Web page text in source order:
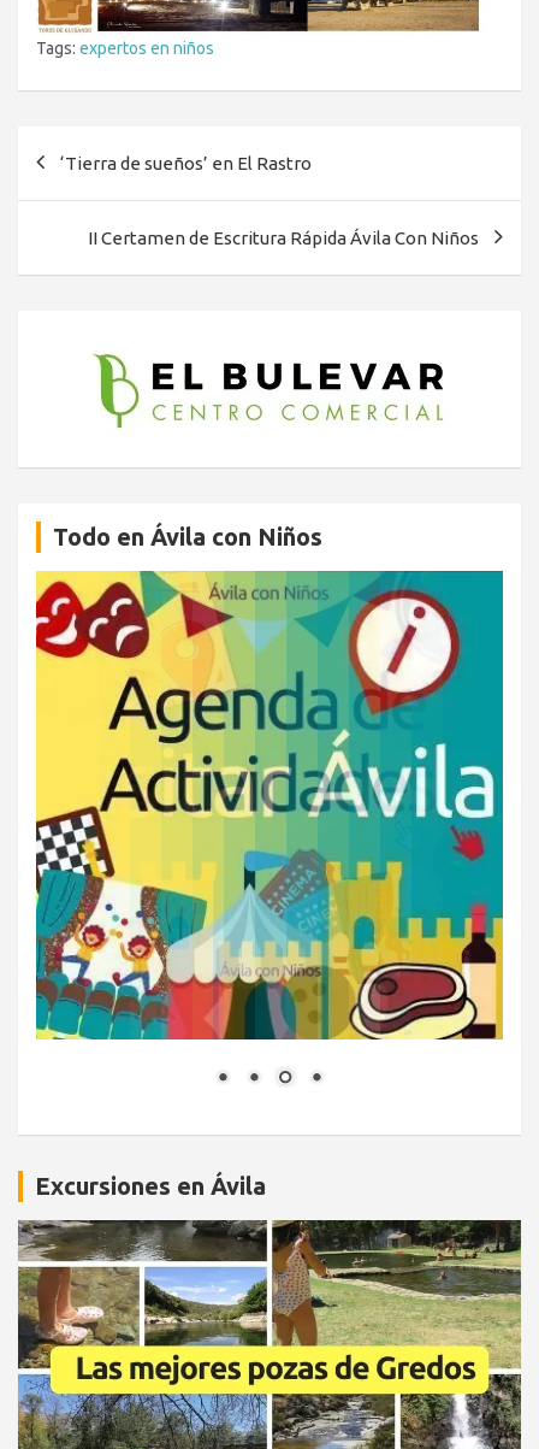
Tags: expertos en niños
‘Tierra de sueños’ en El Rastro
II Certamen de Escritura Rápida Ávila Con Niños
Todo en Ávila con Niños
Excursiones en Ávila